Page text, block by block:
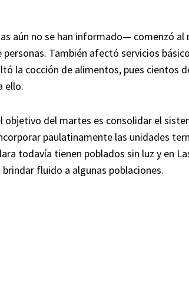
aún no se han informado— comenzó al
personas. También afectó servicios
la cocción de alimentos, pues cientos
ello.
objetivo del martes es consolidar el
paulatinamente las unidades
todavía tienen poblados sin luz y en
fluido a algunas poblaciones.